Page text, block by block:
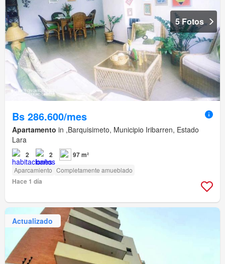
5 Fotos
Bs 286.600/mes
Apartamento in ,Barquisimeto, Municipio Iribarren, Estado
Lara
2 2 97 m²
Aparcamiento Completamente amueblado
Hace 1 día
Actualizado